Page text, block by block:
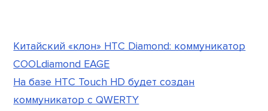
Китайский «клон» HTC Diamond: коммуникатор
COOLdiamond EAGE
На базе HTC Touch HD будет создан
коммуникатор с QWERTY